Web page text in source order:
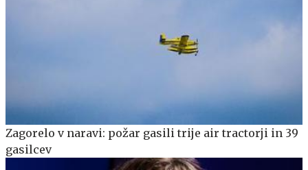
Zagorelo v naravi: požar gasili trije air tractorji in 39
gasilcev